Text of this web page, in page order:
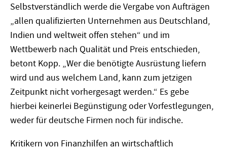
Selbstverständlich werde die Vergabe von Aufträgen
„allen qualifizierten Unternehmen aus Deutschland,
Indien und weltweit offen stehen“ und im
Wettbewerb nach Qualität und Preis entschieden,
betont Kopp. „Wer die benötigte Ausrüstung liefern
wird und aus welchem Land, kann zum jetzigen
Zeitpunkt nicht vorhergesagt werden.“ Es gebe
hierbei keinerlei Begünstigung oder Vorfestlegungen,
weder für deutsche Firmen noch für indische.
Kritikern von Finanzhilfen an wirtschaftlich